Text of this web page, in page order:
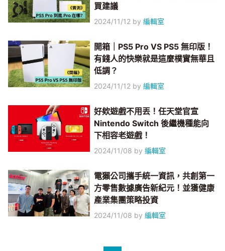
買建議
2024/11/12 by編輯室
開箱｜PS5 Pro VS PS5 無印版！
有錢人的快樂就是這麼樸實無華且
低調？
2024/11/12 by編輯室
好欸遊戲不用丟！任天堂官宣
Nintendo Switch 後繼機種能向
下相容老遊戲！
2024/11/08 by編輯室
電獺公司攜手統一資訊，共創第一
方零售數據廣告新紀元！並獲健康
產業集團策略投資
2024/11/08 by編輯室